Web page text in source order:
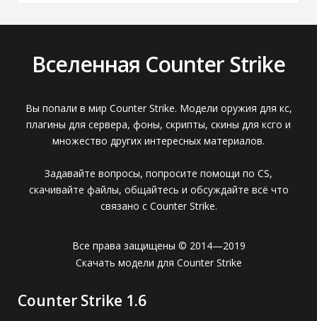
Вселенная Counter Strike
Вы попали в мир Counter Strike. Модели оружия для кс,
плагины для сервера, фоны, скрипты, скины для ксго и
множество других интересных материалов.
Задавайте вопросы, попросите помощи по CS,
скачивайте файлы, общайтесь и обсуждайте всё что
связано с Counter Strike.
Все права защищены © 2014—2019
Скачать модели для Counter Strike
Counter Strike 1.6